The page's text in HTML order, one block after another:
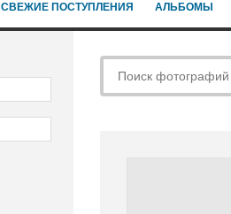
СВЕЖИЕ ПОСТУПЛЕНИЯ АЛЬБОМЫ